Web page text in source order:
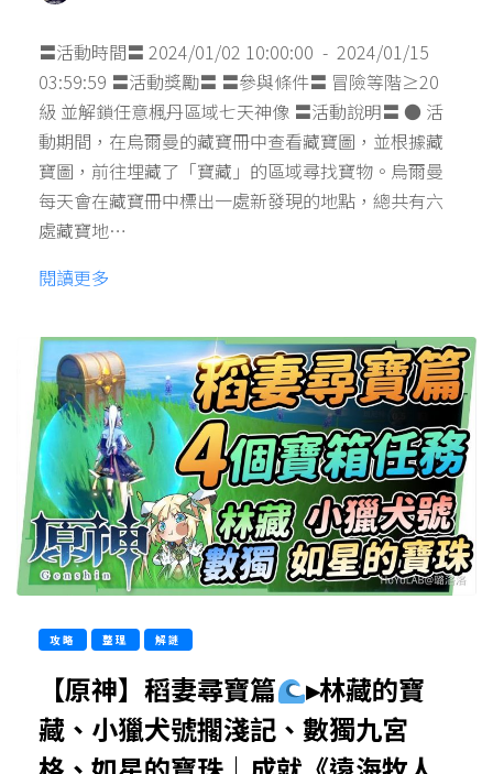
〓活動時間〓 2024/01/02 10:00:00 - 2024/01/15
03:59:59 〓活動獎勵〓 〓參與條件〓 冒險等階≥20
級 並解鎖任意楓丹區域七天神像 〓活動說明〓 ● 活
動期間，在烏爾曼的藏寶冊中查看藏寶圖，並根據藏
寶圖，前往埋藏了「寶藏」的區域尋找寶物。烏爾曼
每天會在藏寶冊中標出一處新發現的地點，總共有六
處藏寶地…
閱讀更多
攻略 整理 解謎
【原神】稻妻尋寶篇
▸林藏的寶
藏、小獵犬號擱淺記、數獨九宮